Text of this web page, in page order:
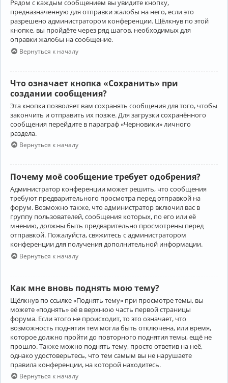
Рядом с каждым сообщением вы увидите кнопку,
предназначенную для отправки жалобы на него, если это
разрешено администратором конференции. Щёлкнув по этой
кнопке, вы пройдёте через ряд шагов, необходимых для
оправки жалобы на сообщение.
Вернуться к началу
Что означает кнопка «Сохранить» при
создании сообщения?
Эта кнопка позволяет вам сохранять сообщения для того, чтобы
закончить и отправить их позже. Для загрузки сохранённого
сообщения перейдите в параграф «Черновики» личного
раздела.
Вернуться к началу
Почему моё сообщение требует одобрения?
Администратор конференции может решить, что сообщения
требуют предварительного просмотра перед отправкой на
форум. Возможно также, что администратор включил вас в
группу пользователей, сообщения которых, по его или её
мнению, должны быть предварительно просмотрены перед
отправкой. Пожалуйста, свяжитесь с администратором
конференции для получения дополнительной информации.
Вернуться к началу
Как мне вновь поднять мою тему?
Щёлкнув по ссылке «Поднять тему» при просмотре темы, вы
можете «поднять» её в верхнюю часть первой страницы
форума. Если этого не происходит, то это означает, что
возможность поднятия тем могла быть отключена, или время,
которое должно пройти до повторного поднятия темы, ещё не
прошло. Также можно поднять тему, просто ответив на неё,
однако удостоверьтесь, что тем самым вы не нарушаете
правила конференции, на которой находитесь.
Вернуться к началу